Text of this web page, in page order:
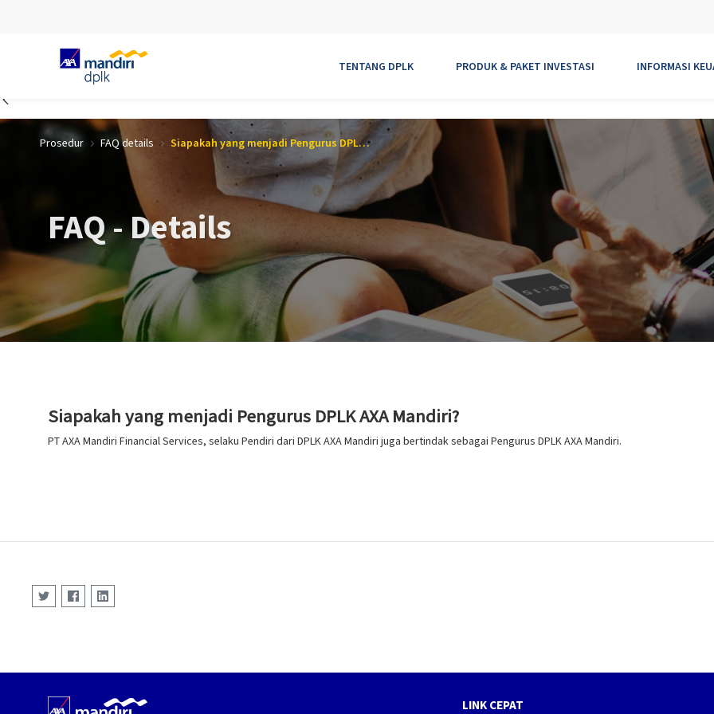
Skip to Main Content
TENTANG DPLK PRODUK & PAKET INVESTASI INFORMASI
Prosedur FAQ details Siapakah yang menjadi Pengurus DPLK AXA Mandiri?
FAQ - Details
Siapakah yang menjadi Pengurus DPLK AXA Mandiri?
PT AXA Mandiri Financial Services, selaku Pendiri dari DPLK AXA Mandiri juga bertindak sebagai Pengurus DPLK AXA Mandiri.
LINK CEPAT